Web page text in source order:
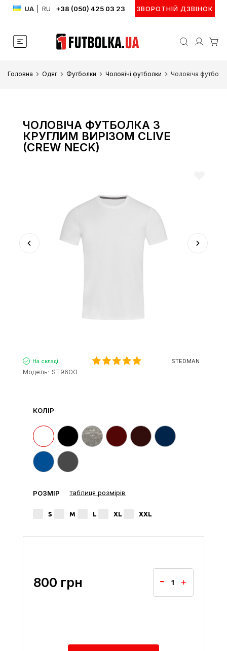
UA RU +38 (050) 425 03 23 ЗВОРОТНІЙ ДЗВІНОК
Головна Одяг Футболки Чоловічі футболки Чоловіча
ЧОЛОВІЧА ФУТБОЛКА З
КРУГЛИМ ВИРІЗОМ CLIVE
(CREW NECK)
На складі STEDMAN
Модель: ST9600
КОЛІР
РОЗМІР таблиця розмірів
S M L XL XXL
800 грн